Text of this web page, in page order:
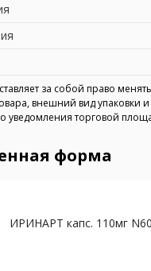
за собой право
внешний вид упаковки
уведомления торговой
форма
ИРИНАРТ капс. 110мг N60